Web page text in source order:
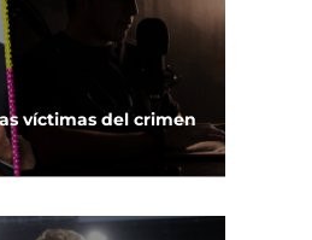
víctimas del crimen